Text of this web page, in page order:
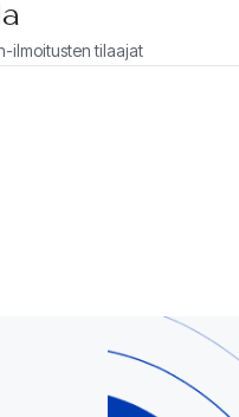
ilmoitusten tilaajat